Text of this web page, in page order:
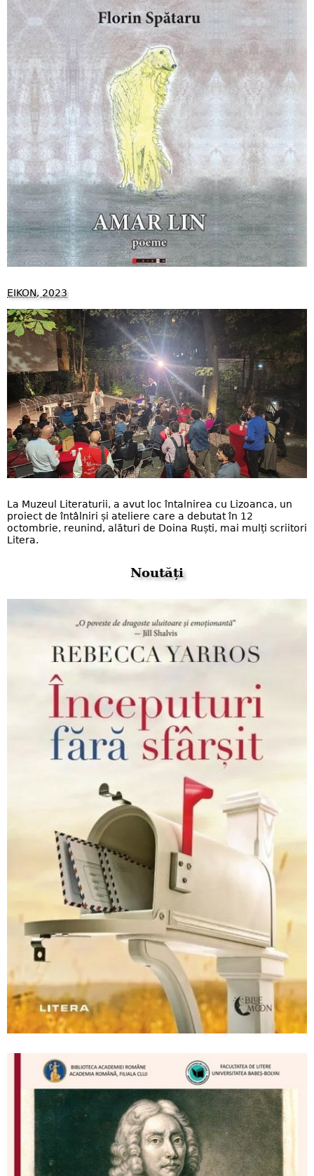
EIKON, 2023
La Muzeul Literaturii, a avut loc întalnirea cu Lizoanca, un
proiect de întâlniri și ateliere care a debutat în 12
octombrie, reunind, alături de Doina Ruști, mai mulți scriitori
Litera.
Noutăți